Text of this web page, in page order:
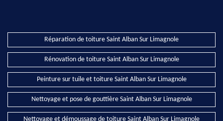
Réparation de toiture Saint Alban Sur Limagnole
Rénovation de toiture Saint Alban Sur Limagnole
Peinture sur tuile et toiture Saint Alban Sur Limagnole
Nettoyage et pose de gouttière Saint Alban Sur Limagnole
Nettoyage et démoussage de toiture Saint Alban Sur Limagnole